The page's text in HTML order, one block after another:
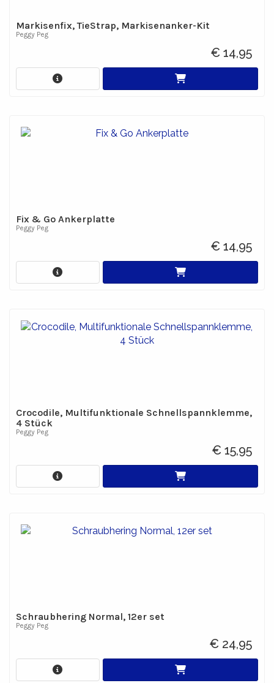
Markisenfix, TieStrap, Markisenanker-Kit
Peggy Peg
€ 14,95
Fix & Go Ankerplatte
Peggy Peg
€ 14,95
Crocodile, Multifunktionale Schnellspannklemme,
4 Stück
Peggy Peg
€ 15,95
Schraubhering Normal, 12er set
Peggy Peg
€ 24,95